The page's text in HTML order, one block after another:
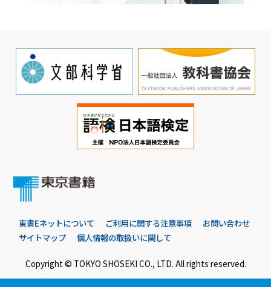
東書Eネットについて ご利用に関する注意事項
お問い合わせ
サイトマップ
個人情報の取扱いに関して
Copyright © TOKYO SHOSEKI CO., LTD. All rights reserved.